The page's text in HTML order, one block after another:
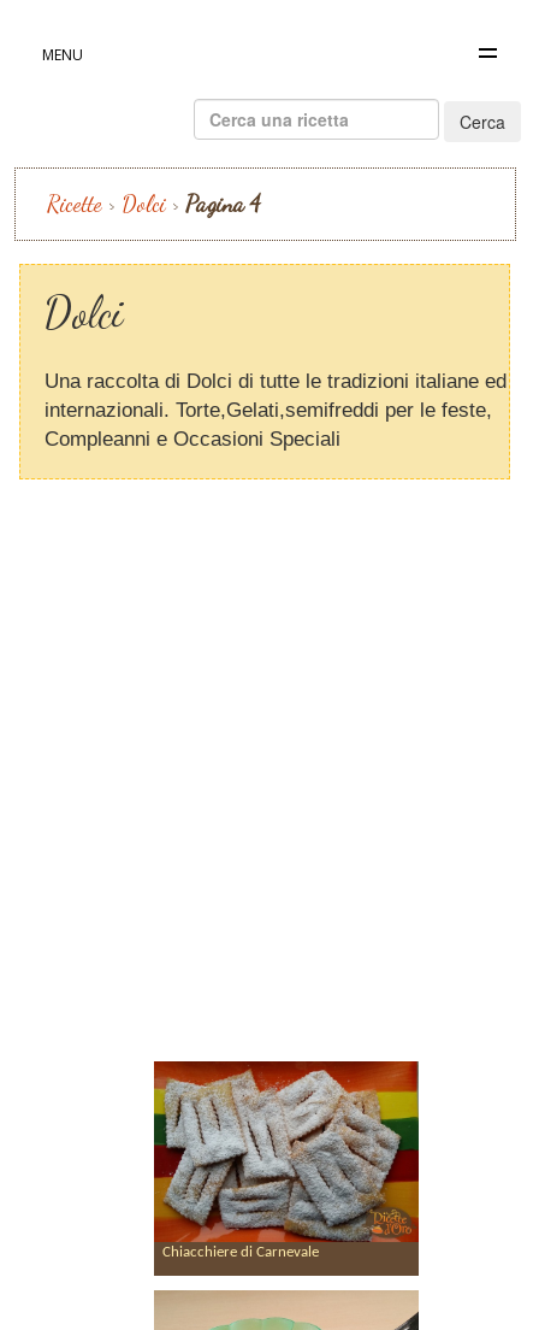
MENU
Ricerca
per:
Ricette > Dolci > Pagina 4
Dolci
Una raccolta di Dolci di tutte le tradizioni italiane ed
internazionali. Torte,Gelati,semifreddi per le feste,
Compleanni e Occasioni Speciali
Chiacchiere di Carnevale